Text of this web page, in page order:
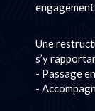
Une
s’y
- Passage
-